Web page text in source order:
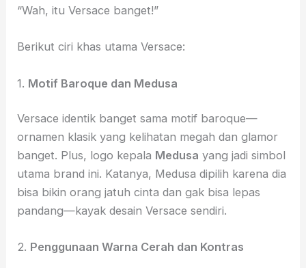
“Wah, itu Versace banget!”
Berikut ciri khas utama Versace:
1. Motif Baroque dan Medusa
Versace identik banget sama motif baroque—
ornamen klasik yang kelihatan megah dan glamor
banget. Plus, logo kepala Medusa yang jadi simbol
utama brand ini. Katanya, Medusa dipilih karena dia
bisa bikin orang jatuh cinta dan gak bisa lepas
pandang—kayak desain Versace sendiri.
2. Penggunaan Warna Cerah dan Kontras